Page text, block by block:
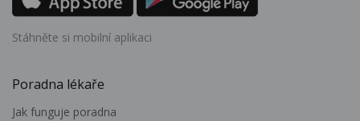
Stáhněte si mobilní aplikaci
Poradna lékaře
Jak funguje poradna